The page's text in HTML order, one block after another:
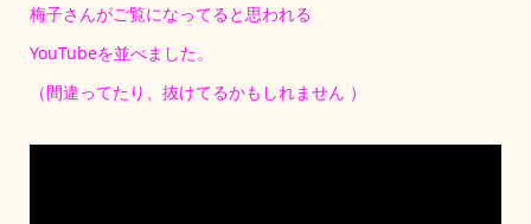
梅子さんがご覧になってると思われる
YouTubeを並べました。
（間違ってたり、抜けてるかもしれません ）